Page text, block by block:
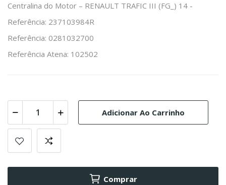
Centralina do Motor – RENAULT TRAFIC III (FG_) 14 -
Referência: 237103984R
Referência: 0281032700
Referência Atena: 102502
Adicionar Ao Carrinho
Comprar